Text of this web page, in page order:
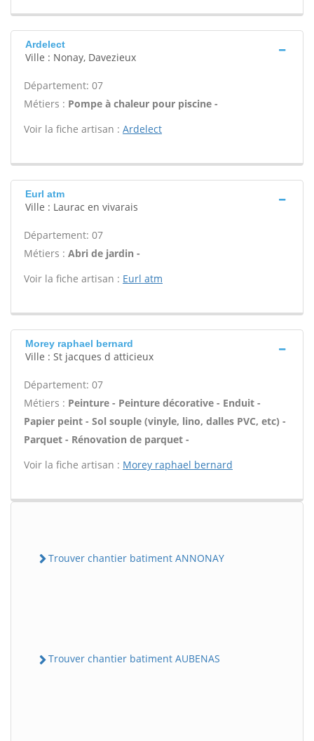
Ardelect
Ville : Nonay, Davezieux
Département: 07
Métiers : Pompe à chaleur pour piscine -
Voir la fiche artisan : Ardelect
Eurl atm
Ville : Laurac en vivarais
Département: 07
Métiers : Abri de jardin -
Voir la fiche artisan : Eurl atm
Morey raphael bernard
Ville : St jacques d atticieux
Département: 07
Métiers : Peinture - Peinture décorative - Enduit -
Papier peint - Sol souple (vinyle, lino, dalles PVC, etc) -
Parquet - Rénovation de parquet -
Voir la fiche artisan : Morey raphael bernard
Trouver chantier batiment ANNONAY
Trouver chantier batiment AUBENAS